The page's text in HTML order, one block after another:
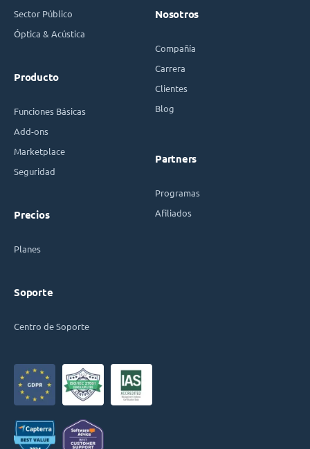
Sector Público
Óptica & Acústica
Producto
Funciones Básicas
Add-ons
Marketplace
Seguridad
Precios
Planes
Soporte
Centro de Soporte
Nosotros
Compañía
Carrera
Clientes
Blog
Partners
Programas
Afiliados